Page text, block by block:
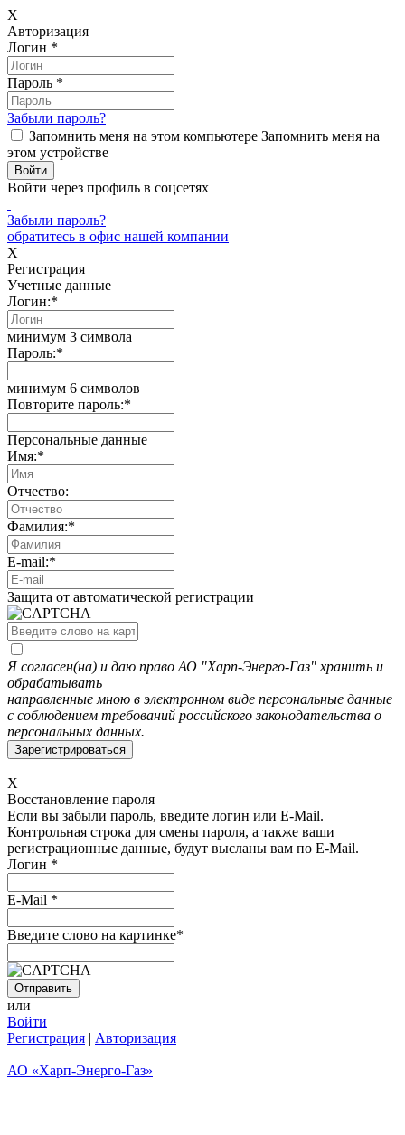
X
Авторизация
Логин *
Пароль *
Забыли пароль?
Запомнить меня на этом компьютере Запомнить меня на
этом устройстве
Войти через профиль в соцсетях
Забыли пароль?
обратитесь в офис нашей компании
X
Регистрация
Учетные данные
Логин:*
минимум 3 символа
Пароль:*
минимум 6 символов
Повторите пароль:*
Персональные данные
Имя:*
Отчество:
Фамилия:*
E-mail:*
Защита от автоматической регистрации
Я согласен(на) и даю право АО "Харп-Энерго-Газ" хранить и
обрабатывать
направленные мною в электронном виде персональные данные
с соблюдением требований российского законодательства о
персональных данных.
X
Восстановление пароля
Если вы забыли пароль, введите логин или E-Mail.
Контрольная строка для смены пароля, а также ваши
регистрационные данные, будут высланы вам по E-Mail.
Логин *
E-Mail *
Введите слово на картинке*
или
Войти
Регистрация | Авторизация
АО «Харп-Энерго-Газ»